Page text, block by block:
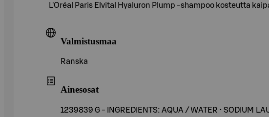
L'Oréal Paris Elvital Hyaluron Plump -shampoo kosteutta
Valmistusmaa
Ranska
Ainesosat
1239839 G - INGREDIENTS: AQUA / WATER • SODIUM